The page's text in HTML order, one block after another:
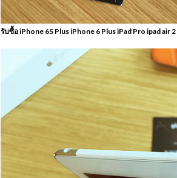
รับซื้อ iPhone 6S Plus iPhone 6 Plus iPad Pro ipad air